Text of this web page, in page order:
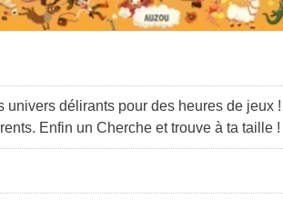
univers délirants pour des heures de
Enfin un Cherche et trouve à ta taille !